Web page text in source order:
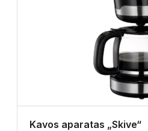
Kavos aparatas „Skive“